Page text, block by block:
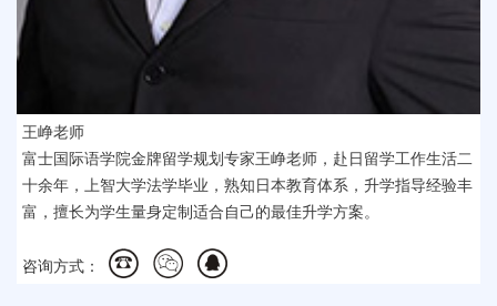
王峥老师
富士国际语学院金牌留学规划专家王峥老师，赴日留学工作生活二
十余年，上智大学法学毕业，熟知日本教育体系，升学指导经验丰
富，擅长为学生量身定制适合自己的最佳升学方案。
咨询方式：